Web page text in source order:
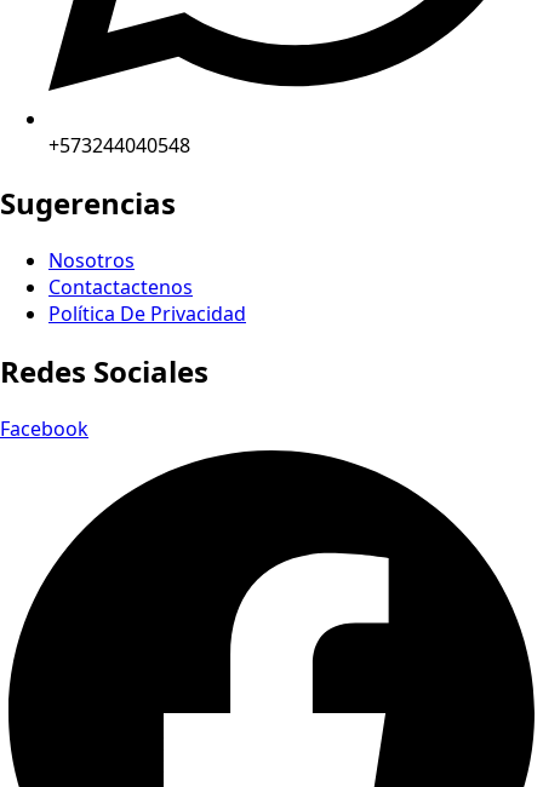
+573244040548
Sugerencias
Nosotros
Contactactenos
Política De Privacidad
Redes Sociales
Facebook